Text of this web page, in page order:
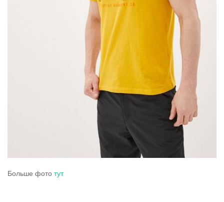
Больше фото тут